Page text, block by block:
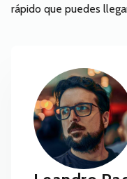
rápido que puedes